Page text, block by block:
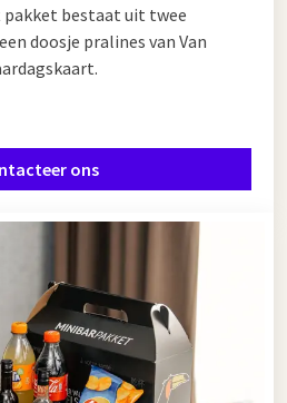
pakket bestaat uit twee
doosje pralines van Van
ons